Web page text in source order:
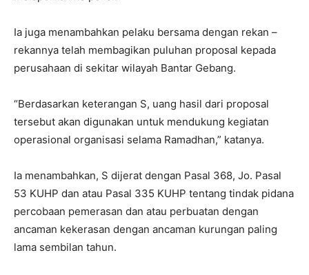
Ia juga menambahkan pelaku bersama dengan rekan –
rekannya telah membagikan puluhan proposal kepada
perusahaan di sekitar wilayah Bantar Gebang.
“Berdasarkan keterangan S, uang hasil dari proposal
tersebut akan digunakan untuk mendukung kegiatan
operasional organisasi selama Ramadhan,” katanya.
Ia menambahkan, S dijerat dengan Pasal 368, Jo. Pasal
53 KUHP dan atau Pasal 335 KUHP tentang tindak pidana
percobaan pemerasan dan atau perbuatan dengan
ancaman kekerasan dengan ancaman kurungan paling
lama sembilan tahun.